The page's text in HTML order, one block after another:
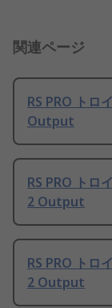
関連ページ
RS PRO トロ
Output
RS PRO トロ
2 Output
RS PRO トロ
2 Output